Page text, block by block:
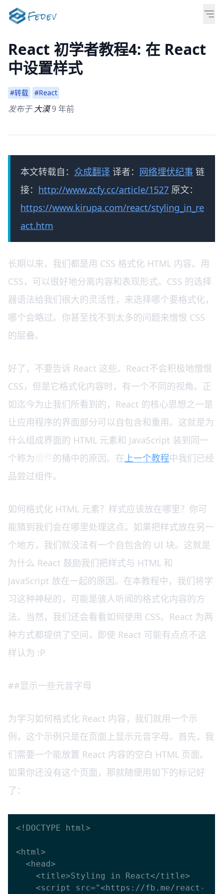
React 初学者教程4: 在 React
中设置样式
#转载 #React
发布于大漠9 年前
本文转载自： 众成翻译 译者： 网络埋伏纪事 链
接： http://www.zcfy.cc/article/1527 原文：
https://www.kirupa.com/react/styling_in_re
act.htm
长期以来，我们都是用 CSS 格式化 HTML 内容。用
CSS，可以很好地分离内容和表现形式。CSS 的选择
器语法给我们很大的灵活性，来选择哪个要格式化，
哪个会略过。你甚至找不到太多的问题来憎恨 CSS
的层叠。
好了，不要告诉 React 这些。React不会积极地憎恨
CSS，但是它格式化内容时，有一个不同的视角。正
如迄今为止我们所看到的，React 的核心思想之一是
让应用程序的界面部分可以自包含和重用。这就是为
什么组成界面的 HTML 元素和 JavaScript 装到同一
个称为
的桶中的原因。在上一个教程中我们已经
品尝过组件。
如何格式化 HTML 元素？样式应该放在哪里？你可
能猜到我们会在哪里处理这点。如果把样式放在另一
个地方，我们就没法有一个自包含的 UI 块。这就是
为什么 React 鼓励我们把样式与 HTML 和
JavaScript 放在一起的原因。在本教程中，我们将学
习这种神秘的，可能是骇人听闻的格式化内容的方
法。当然，我们还会看看如何使用 CSS。React 为两
种方式都提供了空间，即使 React 可能有点点不这
样认为 :P
##显示一些元音字母
为学习如何格式化 React 内容，我们就用一个示
例，这个示例只是在页面上显示元音字母。首先，我
们需要一个能放置 React 内容的空白 HTML 页面。
如果你还没有这个页面，那就随便用如下的标记好
了：
<!DOCTYPE html>
<html>